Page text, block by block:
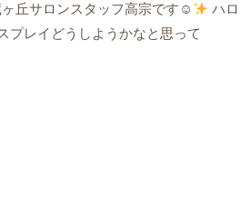
丘サロンスタッフ高宗です☺
ハロ
プレイどうしようかなと思って